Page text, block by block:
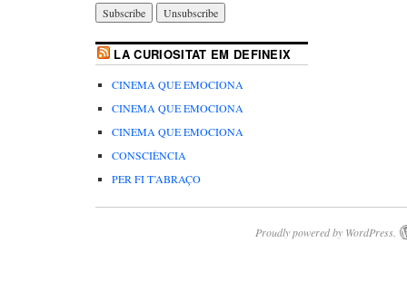
LA CURIOSITAT EM DEFINEIX
CINEMA QUE EMOCIONA
CINEMA QUE EMOCIONA
CINEMA QUE EMOCIONA
CONSCIÈNCIA
PER FI T’ABRAÇO
Proudly powered by WordPress.